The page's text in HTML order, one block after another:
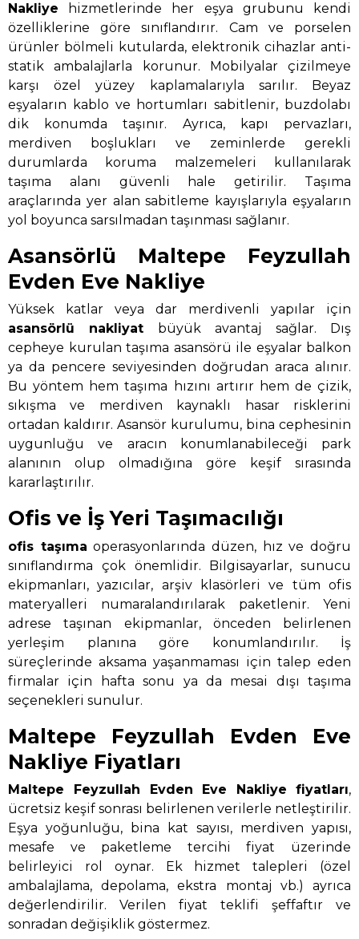
Nakliye hizmetlerinde her eşya grubunu kendi
özelliklerine göre sınıflandırır. Cam ve porselen
ürünler bölmeli kutularda, elektronik cihazlar anti-
statik ambalajlarla korunur. Mobilyalar çizilmeye
karşı özel yüzey kaplamalarıyla sarılır. Beyaz
eşyaların kablo ve hortumları sabitlenir, buzdolabı
dik konumda taşınır. Ayrıca, kapı pervazları,
merdiven boşlukları ve zeminlerde gerekli
durumlarda koruma malzemeleri kullanılarak
taşıma alanı güvenli hale getirilir. Taşıma
araçlarında yer alan sabitleme kayışlarıyla eşyaların
yol boyunca sarsılmadan taşınması sağlanır.
Asansörlü Maltepe Feyzullah
Evden Eve Nakliye
Yüksek katlar veya dar merdivenli yapılar için
asansörlü nakliyat büyük avantaj sağlar. Dış
cepheye kurulan taşıma asansörü ile eşyalar balkon
ya da pencere seviyesinden doğrudan araca alınır.
Bu yöntem hem taşıma hızını artırır hem de çizik,
sıkışma ve merdiven kaynaklı hasar risklerini
ortadan kaldırır. Asansör kurulumu, bina cephesinin
uygunluğu ve aracın konumlanabileceği park
alanının olup olmadığına göre keşif sırasında
kararlaştırılır.
Ofis ve İş Yeri Taşımacılığı
ofis taşıma operasyonlarında düzen, hız ve doğru
sınıflandırma çok önemlidir. Bilgisayarlar, sunucu
ekipmanları, yazıcılar, arşiv klasörleri ve tüm ofis
materyalleri numaralandırılarak paketlenir. Yeni
adrese taşınan ekipmanlar, önceden belirlenen
yerleşim planına göre konumlandırılır. İş
süreçlerinde aksama yaşanmaması için talep eden
firmalar için hafta sonu ya da mesai dışı taşıma
seçenekleri sunulur.
Maltepe Feyzullah Evden Eve
Nakliye Fiyatları
Maltepe Feyzullah Evden Eve Nakliye fiyatları,
ücretsiz keşif sonrası belirlenen verilerle netleştirilir.
Eşya yoğunluğu, bina kat sayısı, merdiven yapısı,
mesafe ve paketleme tercihi fiyat üzerinde
belirleyici rol oynar. Ek hizmet talepleri (özel
ambalajlama, depolama, ekstra montaj vb.) ayrıca
değerlendirilir. Verilen fiyat teklifi şeffaftır ve
sonradan değişiklik göstermez.